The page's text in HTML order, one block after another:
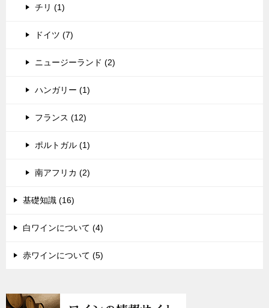
チリ (1)
ドイツ (7)
ニュージーランド (2)
ハンガリー (1)
フランス (12)
ポルトガル (1)
南アフリカ (2)
基礎知識 (16)
白ワインについて (4)
赤ワインについて (5)